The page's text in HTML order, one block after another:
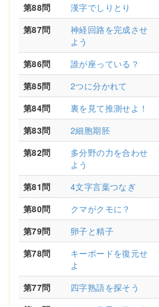
第88問 漢字でしりとり
第87問
神経回路を完成させ
よう
第86問 誰が座っている？
第85問
2つに分かれて
第84問
裏を見て推測せよ！
第83問
2細胞期胚
第82問
多分野の力を合わせ
よう
第81問 4文字言葉つなぎ
第80問
クマがクモに？
第79問
卵子と精子
第78問
キーボードを復元せ
よ
第77問 四字熟語を探そう